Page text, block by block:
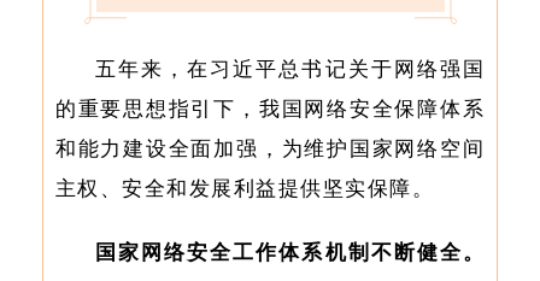
五年来，在习近平总书记关于网络强国
的重要思想指引下，我国网络安全保障体系
和能力建设全面加强，为维护国家网络空间
主权、安全和发展利益提供坚实保障。
国家网络安全工作体系机制不断健全。